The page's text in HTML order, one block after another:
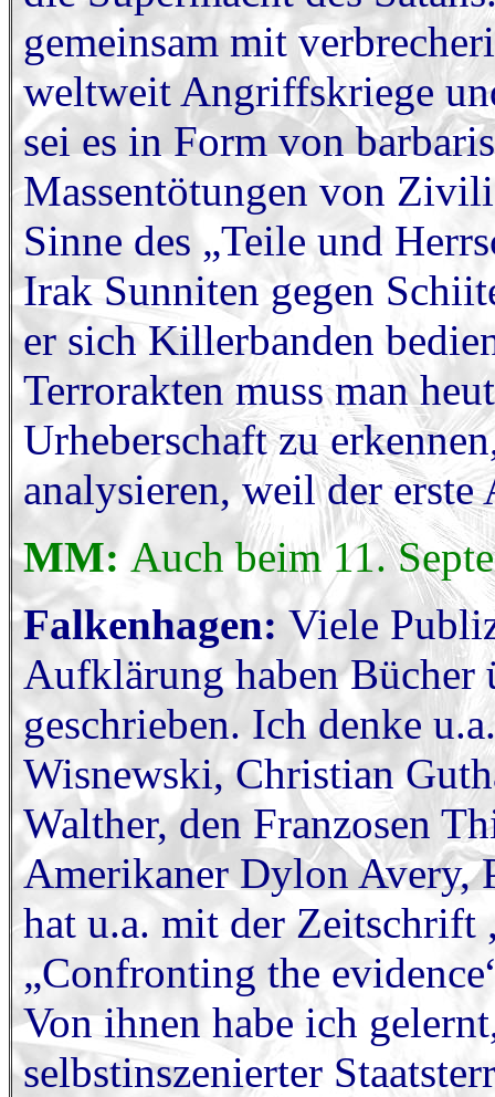
gemeinsam mit
weltweit Angriffskriege
sei es in Form von
Massentötungen von
Sinne des „Teile und
Irak Sunniten gegen
er sich Killerbanden
Terrorakten muss man
Urheberschaft zu
analysieren, weil der erste
MM: Auch beim 11.
Falkenhagen:Viele
Aufklärung haben Bücher
geschrieben. Ich denke
Wisnewski, Christian
Walther, den Franzosen
Amerikaner Dylon Avery,
hat u.a. mit der
„Confronting the
Von ihnen habe ich
selbstinszenierter